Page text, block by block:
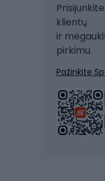
Čiuožimas
Rogės
Žygio batai
Alpinizmo
Turistiniai
Vandens
klientų
ir
pirkimu
Pažinkite